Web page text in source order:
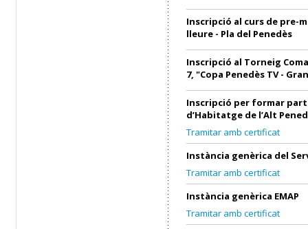
Inscripció al curs de pre-
lleure - Pla del Penedès
Inscripció al Torneig
7, "Copa Penedès TV -
Inscripció per formar part
d’Habitatge de l’Alt
Tramitar amb certificat
Instància genèrica del
Tramitar amb certificat
Instància genèrica EMAP
Tramitar amb certificat